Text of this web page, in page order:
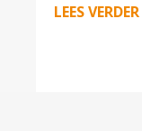
LEES VERDER